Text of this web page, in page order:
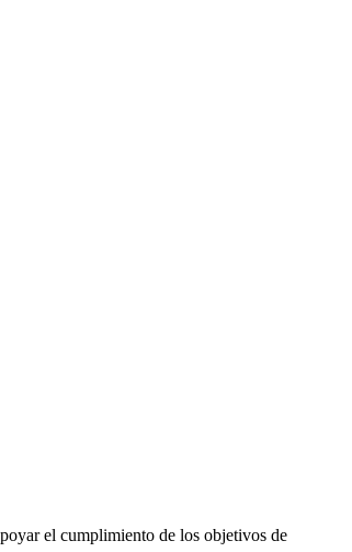
el cumplimiento de los objetivos de